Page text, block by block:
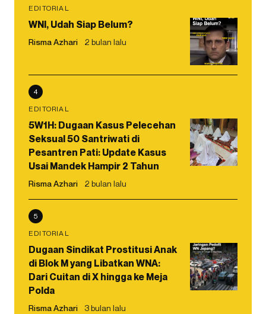
EDITORIAL
WNI, Udah Siap Belum?
Risma Azhari 2 bulan lalu
4
EDITORIAL
5W1H: Dugaan Kasus Pelecehan
Seksual 50 Santriwati di
Pesantren Pati: Update Kasus
Usai Mandek Hampir 2 Tahun
Risma Azhari 2 bulan lalu
5
EDITORIAL
Dugaan Sindikat Prostitusi Anak
di Blok M yang Libatkan WNA:
Dari Cuitan di X hingga ke Meja
Polda
Risma Azhari 3 bulan lalu